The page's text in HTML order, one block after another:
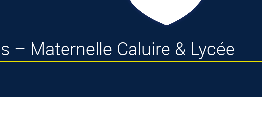
– Maternelle Caluire & Lycée